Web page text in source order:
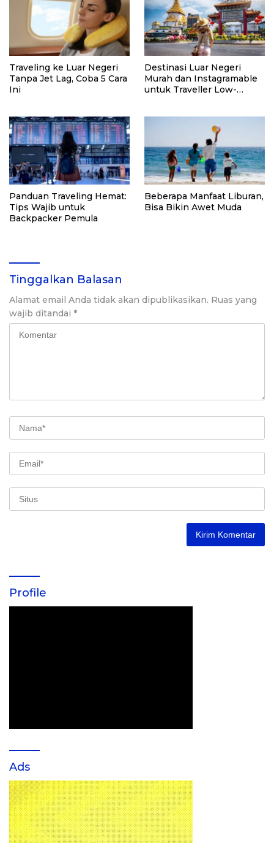
Traveling ke Luar Negeri
Tanpa Jet Lag, Coba 5 Cara
Ini
Destinasi Luar Negeri
Murah dan Instagramable
untuk Traveller Low-
Panduan Traveling Hemat:
Tips Wajib untuk
Backpacker Pemula
Beberapa Manfaat Liburan,
Bisa Bikin Awet Muda
Tinggalkan Balasan
Alamat email Anda tidak akan dipublikasikan. Ruas yang
wajib ditandai *
Profile
Ads